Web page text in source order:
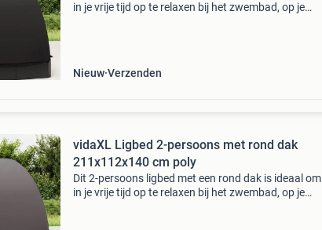
in je vrije tijd op te relaxen bij het zwembad, op je
Nieuw Verzenden
vidaXL Ligbed 2-persoons met rond dak
211x112x140 cm poly
Dit 2-persoons ligbed met een rond dak is ideaal om
in je vrije tijd op te relaxen bij het zwembad, op je